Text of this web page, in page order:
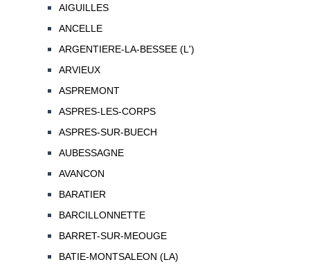
AIGUILLES
ANCELLE
ARGENTIERE-LA-BESSEE (L')
ARVIEUX
ASPREMONT
ASPRES-LES-CORPS
ASPRES-SUR-BUECH
AUBESSAGNE
AVANCON
BARATIER
BARCILLONNETTE
BARRET-SUR-MEOUGE
BATIE-MONTSALEON (LA)